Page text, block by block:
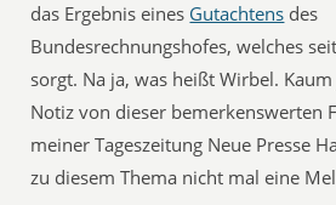
das Ergebnis eines Gutachtens des
Bundesrechnungshofes, welches
sorgt. Na ja, was heißt Wirbel.
Notiz von dieser bemerkenswerten
meiner Tageszeitung Neue Presse
zu diesem Thema nicht mal eine